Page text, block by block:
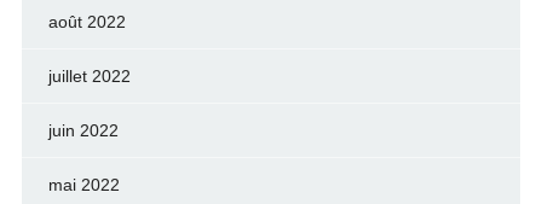
août 2022
juillet 2022
juin 2022
mai 2022